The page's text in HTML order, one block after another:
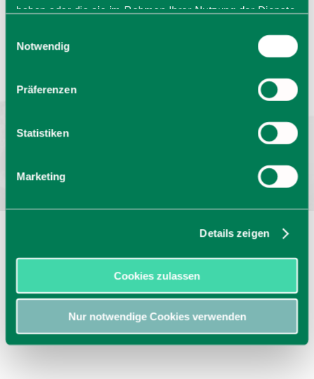
haben oder die sie im Rahmen Ihrer Nutzung der Dienste
Cookies, wenn Sie unsere Webseite weiterhin nutzen.
Notwendig
Präferenzen
Statistiken
Marketing
Details zeigen
Cookies zulassen
Nur notwendige Cookies verwenden
Prospekte
Kontakt
Bayern - traditionell anders